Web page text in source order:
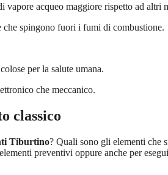
vapore acqueo maggiore rispetto ad altri
che spingono fuori i fumi di combustione.
per la salute umana.
che meccanico.
classico
Tiburtino? Quali sono gli elementi che
preventivi oppure anche per